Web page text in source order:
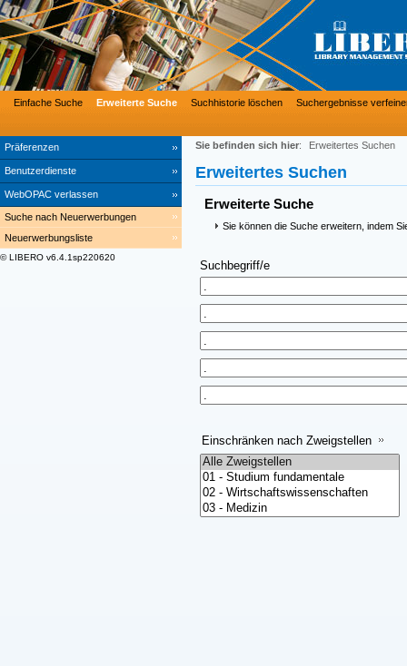
Präferenzen
Benutzerdienste
WebOPAC verlassen
Einfache Suche Erweiterte Suche Suchhistorie löschen Suchergebnisse
Suche nach Neuerwerbungen
Neuerwerbungsliste
© LIBERO v6.4.1sp220620
Sie befinden sich hier: Erweitertes Suchen
Erweitertes Suchen
Erweiterte Suche
Sie können die Suche erweitern, indem
Suchbegriff/e
Einschränken nach Zweigstellen